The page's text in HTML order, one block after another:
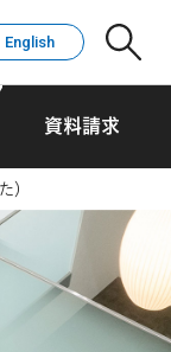
English
資料請求
）